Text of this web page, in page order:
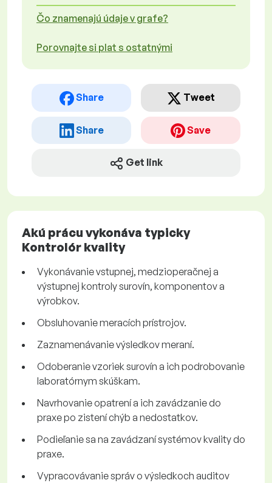
Čo znamenajú údaje v grafe?
Porovnajte si plat s ostatnými
Share Tweet
Share Save
Get link
Akú prácu vykonáva typicky
Kontrolór kvality
Vykonávanie vstupnej, medzioperačnej a
výstupnej kontroly surovín, komponentov a
výrobkov.
Obsluhovanie meracích prístrojov.
Zaznamenávanie výsledkov meraní.
Odoberanie vzoriek surovín a ich podrobovanie
laboratórnym skúškam.
Navrhovanie opatrení a ich zavádzanie do
praxe po zistení chýb a nedostatkov.
Podieľanie sa na zavádzaní systémov kvality do
praxe.
Vypracovávanie správ o výsledkoch auditov